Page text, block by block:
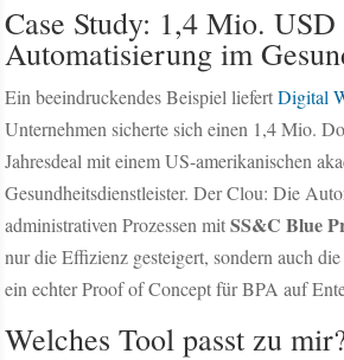
Case Study: 1,4 Mio.
Automatisierung im
Ein beeindruckendes Beispiel liefertDigital
Unternehmen sicherte sich einen 1,4 Mio.
Jahresdeal mit einem US-amerikanischen
Gesundheitsdienstleister. Der Clou: Die
administrativen Prozessen mitSS&C Blue
nur die Effizienz gesteigert, sondern auch
ein echter Proof of Concept für BPA auf
Welches Tool passt zu